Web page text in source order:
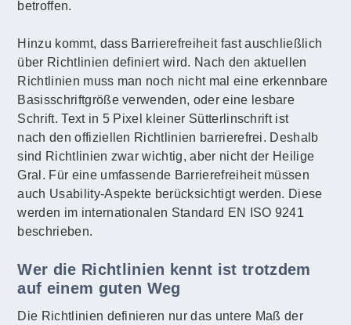
betroffen.
Hinzu kommt, dass Barrierefreiheit fast auschließlich
über Richtlinien definiert wird. Nach den aktuellen
Richtlinien muss man noch nicht mal eine erkennbare
Basisschriftgröße verwenden, oder eine lesbare
Schrift. Text in 5 Pixel kleiner Sütterlinschrift ist
nach den offiziellen Richtlinien barrierefrei. Deshalb
sind Richtlinien zwar wichtig, aber nicht der Heilige
Gral. Für eine umfassende Barrierefreiheit müssen
auch Usability-Aspekte berücksichtigt werden. Diese
werden im internationalen Standard EN ISO 9241
beschrieben.
Wer die Richtlinien kennt ist trotzdem
auf einem guten Weg
Die Richtlinien definieren nur das untere Maß der